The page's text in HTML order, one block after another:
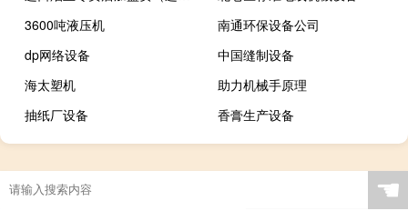
3600吨液压机
南通环保设备公司
dp网络设备
中国缝制设备
海太塑机
助力机械手原理
抽纸厂设备
香膏生产设备
☚